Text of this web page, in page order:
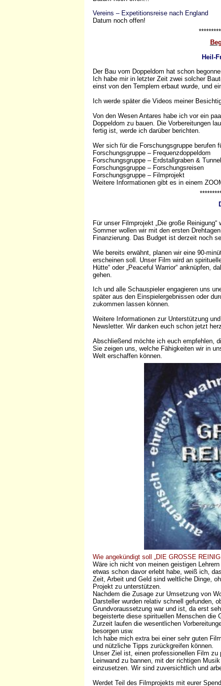
Vereins – Expetitionsreise nach England
Datum noch offen!
Heil-
Der Bau vom Doppeldom hat schon
Ich habe mir in letzter Zeit zwei solcher
einst von den Templern erbaut wurde, und
Ich werde später die Videos meiner
Von den Wesen Antares habe ich vor ein
Doppeldom zu bauen. Die Vorbereitungen
fertig ist, werde ich darüber berichten.
Wer sich für die Forschungsgruppe berufen
Forschungsgruppe – Frequenzdoppeldom
Forschungsgruppe – Erdstallgraben &
Forschungsgruppe – Forschungsreisen
Forschungsgruppe – Filmprojekt
Weitere Informationen gibt es in einem
Für unser Filmprojekt „Die große
Sommer wollen wir mit den ersten
Finanzierung. Das Budget ist derzeit noch
Wie bereits erwähnt, planen wir eine 90-
erscheinen soll. Unser Film wird an
Hütte“ oder „Peaceful Warrior“ anknüpfen,
gehen.
Ich und alle Schauspieler engagieren uns
später aus den Einspielergebnissen oder
zukommen lassen können.
Weitere Informationen zur Unterstützung
Newsletter. Wir danken euch schon jetzt
Abschließend möchte ich euch empfehlen,
Sie zeigen uns, welche Fähigkeiten wir in
Welt erschaffen können.
Wie angekündigt soll „DIE GROSSE
Wäre ich nicht von meinen geistigen
etwas schon davor erlebt habe, weiß ich,
Zeit, Arbeit und Geld sind weltliche Dinge,
Projekt zu unterstützen.
Nachdem die Zusage zur Umsetzung von
Darsteller wurden relativ schnell gefunden,
Grundvoraussetzung war und ist, da erst
begeisterte diese spirituellen Menschen die
Zurzeit laufen die wesentlichen
besorgen usw.
Ich habe mich extra bei einer sehr guten
und nützliche Tipps zurückgreifen können.
Unser Ziel ist, einen professionellen Film
Leinwand zu bannen, mit der richtigen
einzusetzen. Wir sind zuversichtlich und
Werdet Teil des Filmprojekts mit eurer